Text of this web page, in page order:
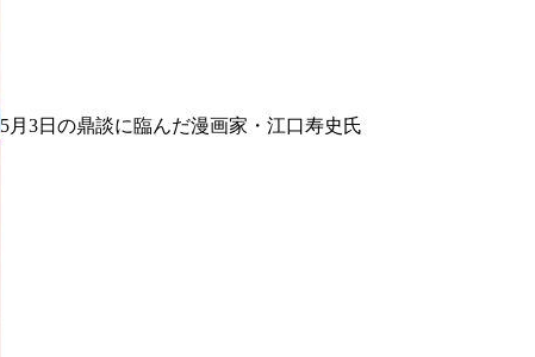
5月3日の鼎談に臨んだ漫画家・江口寿史氏